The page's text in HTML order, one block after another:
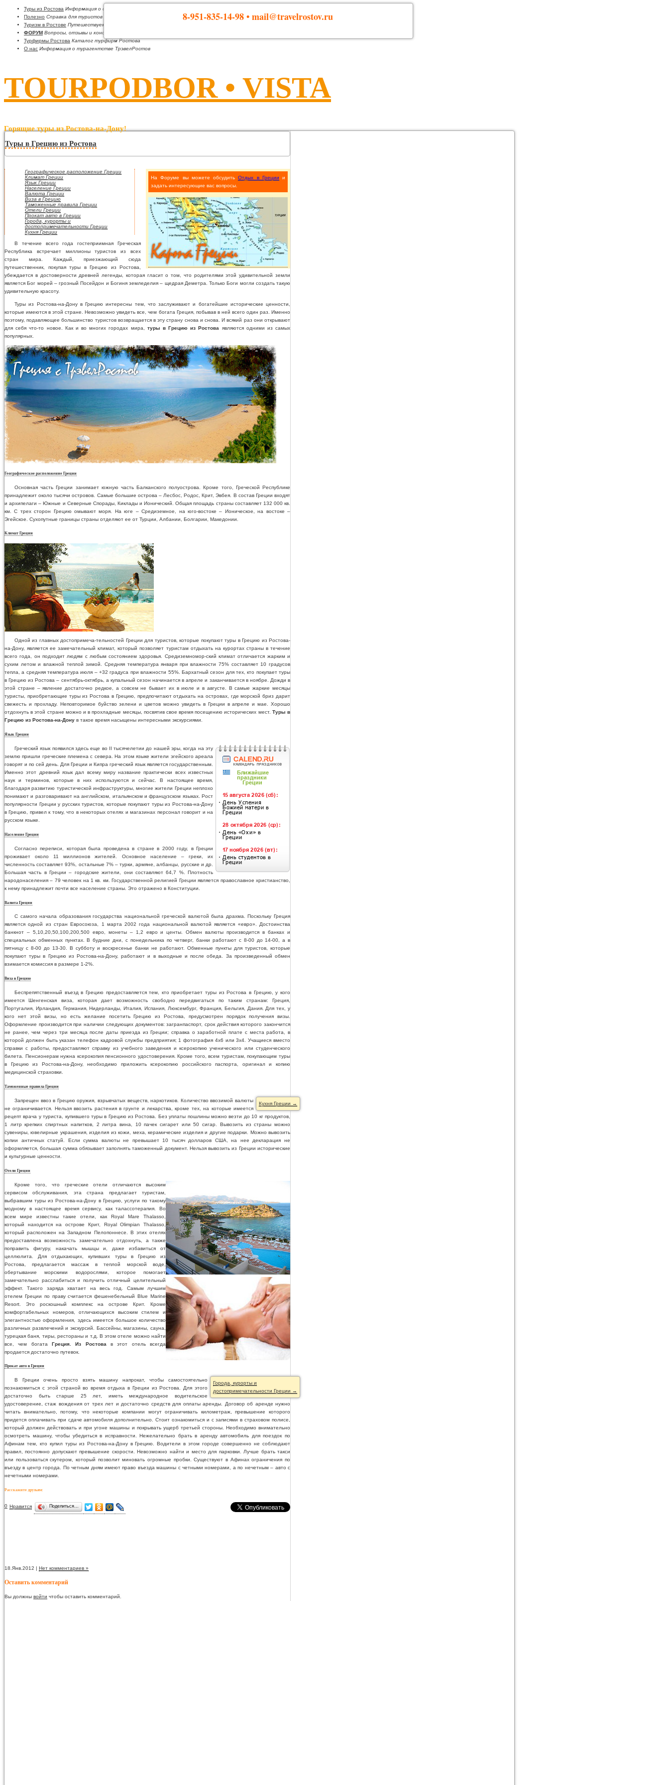
8-951-835-14-98 • mail@travelrostov.ru
Туры из Ростова Информация о странах
Полезно Справка для туристов
Туризм в Ростове Путешествуем по Ростовской области
ФОРУМ Вопросы, отзывы и консультации
Турфирмы Ростова Каталог турфирм Ростова
О нас Информация о турагентстве ТрэвелРостов
TOURPODBOR • VISTA
Горящие туры из Ростова-на-Дону!
Туры в Грецию из Ростова
На Форуме вы можете обсудитьОтдых в Греции и
задать интересующие вас вопросы.
Географическое расположение Греции
Климат Греции
Язык Греции
Население Греции
Валюта Греции
Виза в Грецию
Таможенные правила Греции
Отели Греции
Прокат авто в Греции
Города, курорты и
достопримечательности Греции
Кухня Греции
В течение всего года гостеприимная Греческая
Республика встречает миллионы туристов из всех
стран мира. Каждый, приезжающий сюда
путешественник, покупая туры в Грецию из Ростова,
убеждается в достоверности древней легенды, которая гласит о том, что родителями этой удивительной земли
является Бог морей – грозный Посейдон и Богиня земледелия – щедрая Деметра. Только Боги могли создать такую
удивительную красоту.
Туры из Ростова-на-Дону в Грецию интересны тем, что заслуживают и богатейшие исторические ценности,
которые имеются в этой стране. Невозможно увидеть все, чем богата Греция, побывав в ней всего один раз. Именно
поэтому, подавляющее большинство туристов возвращается в эту страну снова и снова. И всякий раз они открывают
для себя что-то новое. Как и во многих городах мира, туры в Грецию из Ростова
являются одними из самых
популярных.
Географическое расположение Греции
Основная часть Греции занимает южную часть Балканского полуострова. Кроме того, Греческой Республике
принадлежит около тысячи островов. Самые большие острова – Лесбос, Родос, Крит, Эвбея. В состав Греции входят
и архипелаги – Южные и Северные Спорады, Киклады и Ионический. Общая площадь страны составляет 132 000 кв.
км. С трех сторон Грецию омывают моря. На юге – Средиземное, на юго-востоке – Ионическое, на востоке –
Эгейское. Сухопутные границы страны отделяют ее от Турции, Албании, Болгарии, Македонии.
Климат Греции
Одной из главных достопримеча-тельностей Греции для туристов, которые покупают туры в Грецию из Ростова-
на-Дону, является ее замечательный климат, который позволяет туристам отдыхать на курортах страны в течение
всего года, он подходит людям с любым состоянием здоровья. Средиземномор-ский климат отличается жарким и
сухим летом и влажной теплой зимой. Средняя температура января при влажности 75% составляет 10 градусов
тепла, а средняя температура июля – +32 градуса при влажности 55%. Бархатный сезон для тех, кто покупает туры
в Грецию из Ростова – сентябрь-октябрь, а купальный сезон начинается в апреле и заканчивается в ноябре. Дожди в
этой стране – явление достаточно редкое, а совсем не бывает их в июле и в августе. В самые жаркие месяцы
туристы, приобретающие туры из Ростова в Грецию, предпочитают отдыхать на островах, где морской бриз дарит
свежесть и прохладу. Неповторимое буйство зелени и цветов можно увидеть в Греции в апреле и мае. Хорошо
отдохнуть в этой стране можно и в прохладные месяцы, посвятив свое время посещению исторических мест. Туры в
Грецию из Ростова-на-Дону в такое время насыщены интересными экскурсиями.
Язык Греции
Греческий язык появился здесь еще во II тысячелетии до нашей эры, когда на эту
землю пришли греческие племена с севера. На этом языке жители эгейского ареала
говорят и по сей день. Для Греции и Кипра греческий язык является государственным.
Именно этот древний язык дал всему миру название практически всех известных
наук и терминов, которые в них используются и сейчас. В настоящее время,
благодаря развитию туристической инфраструктуры, многие жители Греции неплохо
понимают и разговаривают на английском, итальянском и французском языках. Рост
популярности Греции у русских туристов, которые покупают туры из Ростова-на-Дону
в Грецию, привел к тому, что в некоторых отелях и магазинах персонал говорит и на
русском языке.
Население Греции
Согласно переписи, которая была проведена в стране в 2000 году, в Греции
проживает около 11 миллионов жителей. Основное население – греки, их
численность составляет 93%, остальные 7% – турки, армяне, албанцы, русские и др.
Большая часть в Греции – городские жители, они составляют 64,7 %. Плотность
народонаселения – 79 человек на 1 кв. км. Государственной религией Греции является православное христианство,
к нему принадлежит почти все население страны. Это отражено в Конституции.
Валюта Греции
С самого начала образования государства национальной греческой валютой была драхма. Поскольку Греция
является одной из стран Евросоюза, 1 марта 2002 года национальной валютой является «евро». Достоинства
банкнот – 5,10,20,50,100,200,500 евро, монеты – 1,2 евро и центы. Обмен валюты производится в банках и
специальных обменных пунктах. В будние дни, с понедельника по четверг, банки работают с 8-00 до 14-00, а в
пятницу с 8-00 до 13-30. В субботу и воскресенье банки не работают. Обменные пункты для туристов, которые
покупают туры в Грецию из Ростова-на-Дону, работают и в выходные и после обеда. За произведенный обмен
взимается комиссия в размере 1-2%.
Виза в Грецию
Беспрепятственный въезд в Грецию предоставляется тем, кто приобретает туры из Ростова в Грецию, у кого
имеется Шенгенская виза, которая дает возможность свободно передвигаться по таким странам: Греция,
Португалия, Ирландия, Германия, Нидерланды, Италия, Испания, Люксембург, Франция, Бельгия, Дания. Для тех, у
кого нет этой визы, но есть желание посетить Грецию из Ростова, предусмотрен порядок получения визы.
Оформление производится при наличии следующих документов: загранпаспорт, срок действия которого закончится
не ранее, чем через три месяца после даты приезда из Греции; справка о заработной плате с места работа, в
которой должен быть указан телефон кадровой службы предприятия; 1 фотография 4х6 или 3х4. Учащиеся вместо
справки с работы, предоставляют справку из учебного заведения и ксерокопию ученического или студенческого
билета. Пенсионерам нужна ксерокопия пенсионного удостоверения. Кроме того, всем туристам, покупающим туры
в Грецию из Ростова-на-Дону, необходимо приложить ксерокопию российского паспорта, оригинал и копию
медицинской страховки.
Таможенные правила Греции
Кухня Греции →
Запрещен ввоз в Грецию оружия, взрывчатых веществ, наркотиков. Количество ввозимой валюты
не ограничивается. Нельзя ввозить растения в грунте и лекарства, кроме тех, на которые имеется
рецепт врача у туриста, купившего туры в Грецию из Ростова. Без уплаты пошлины можно везти до 10 кг продуктов,
1 литр крепких спиртных напитков, 2 литра вина, 10 пачек сигарет или 50 сигар. Вывозить из страны можно
сувениры, ювелирные украшения, изделия из кожи, меха, керамические изделия и другие подарки. Можно вывозить
копии античных статуй. Если сумма валюты не превышает 10 тысяч долларов США, на нее декларация не
оформляется, большая сумма обязывает заполнять таможенный документ. Нельзя вывозить из Греции исторические
и культурные ценности.
Отели Греции
Кроме того, что греческие отели отличаются высоким
сервисом обслуживания, эта страна предлагает туристам,
выбравшим туры из Ростова-на-Дону в Грецию, услуги по такому
модному в настоящее время сервису, как талассотерапия. Во
всем мире известны такие отели, как Royal Mare Thalasso,
который находится на острове Крит, Royal Olimpian Thalasso,
который расположен на Западном Пелопоннесе. В этих отелях
предоставлена возможность замечательно отдохнуть, а также
поправить фигуру, накачать мышцы и, даже избавиться от
целлюлита. Для отдыхающих, купивших туры в Грецию из
Ростова, предлагается массаж в теплой морской воде,
обертывание морскими водорослями, которое помогает
замечательно расслабиться и получить отличный целительный
эффект. Такого заряда хватает на весь год. Самым лучшим
отелем Греции по праву считается фешенебельный Blue Marine
Resort. Это роскошный комплекс на острове Крит. Кроме
комфортабельных номеров, отличающихся высоким стилем и
элегантностью оформления, здесь имеется большое количество
различных развлечений и экскурсий. Бассейны, магазины, сауна,
турецкая баня, тиры, рестораны и т.д. В этом отеле можно найти
все, чем богата Греция. Из Ростова в этот отель всегда
продается достаточно путевок.
Прокат авто в Греции
Города, курорты и
достопримечательности Греции →
В Греции очень просто взять машину напрокат, чтобы самостоятельно
познакомиться с этой страной во время отдыха в Греции из Ростова. Для этого
достаточно быть старше 25 лет, иметь международное водительское
удостоверение, стаж вождения от трех лет и достаточно средств для оплаты аренды. Договор об аренде нужно
читать внимательно, потому, что некоторые компании могут ограничивать километраж, превышение которого
придется оплачивать при сдаче автомобиля дополнительно. Стоит ознакомиться и с записями в страховом полисе,
который должен действовать и при угоне машины и покрывать ущерб третьей стороны. Необходимо внимательно
осмотреть машину, чтобы убедиться в исправности. Нежелательно брать в аренду автомобиль для поездок по
Афинам тем, кто купил туры из Ростова-на-Дону в Грецию. Водители в этом городе совершенно не соблюдают
правил, постоянно допускают превышение скорости. Невозможно найти и место для парковки. Лучше брать такси
или пользоваться скутером, который позволит миновать огромные пробки. Существуют в Афинах ограничения по
въезду в центр города. По четным дням имеют право въезда машины с четными номерами, а по нечетным – авто с
нечетными номерами.
Расскажите друзьям:
0 Нравится Поделиться…
18.Янв.2012 | Нет комментариев »
Оставить комментарий
Вы должны войти чтобы оставить комментарий.